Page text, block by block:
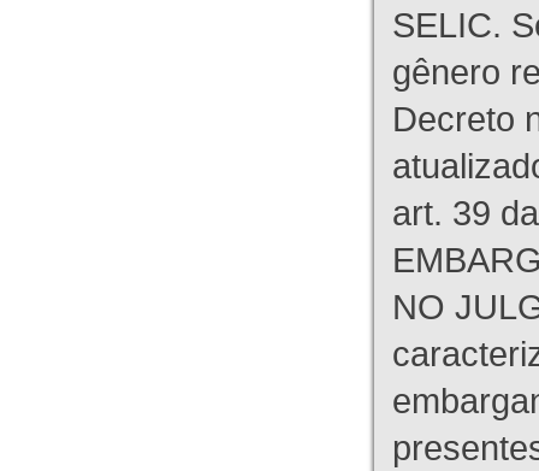
SELIC.
gênero
Decreto
art. 39
NO